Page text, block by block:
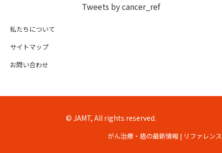
Tweets by cancer_ref
私たちについて
サイトマップ
お問い合わせ
© JAMT, All rights reserved.
がん治療・癌の最新情報 | リファレンス